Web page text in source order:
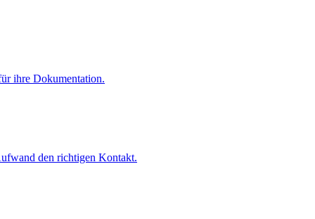
ihre Dokumentation.
den richtigen Kontakt.